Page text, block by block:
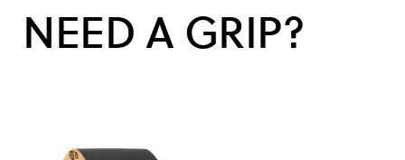
NEED A GRIP?